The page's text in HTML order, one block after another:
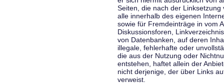
Seiten, die nach der
alle innerhalb des eigenen
sowie für Fremdeinträge in vom
Diskussionsforen,
von Datenbanken, auf deren
illegale, fehlerhafte oder
die aus der Nutzung oder
entstehen, haftet allein der
nicht derjenige, der über Links
verweist.